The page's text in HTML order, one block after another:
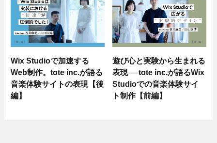
Wix Studioで加速する
Web制作。tote inc.が語る
音楽体験サイトの表現【後
編】
遊び心と実験から生まれる
表現──tote inc.が語るWix
Studioでの音楽体験サイ
ト制作【前編】